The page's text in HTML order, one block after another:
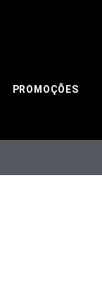
PROMOÇÕES